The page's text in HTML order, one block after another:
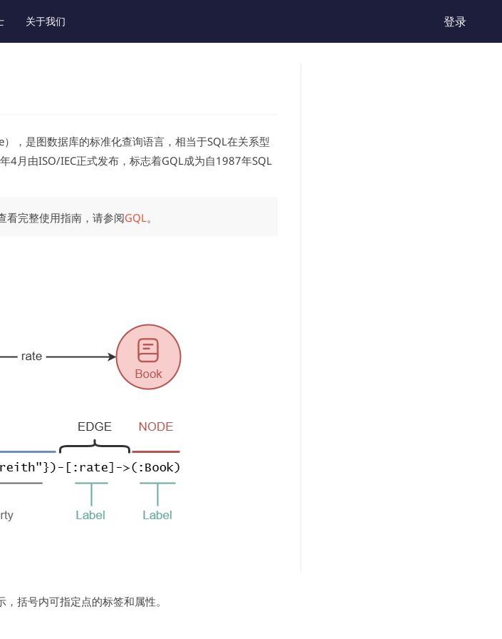
关于我们 登录
，是图数据库的标准化查询语言，相当于SQL在关系型
4月由ISO/IEC正式发布，标志着GQL成为自1987年SQL
看完整使用指南，请参阅GQL。
，括号内可指定点的标签和属性。